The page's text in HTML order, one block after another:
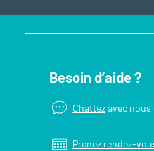
Besoin d’aide ?
Chattezavec
Prenez rendez-